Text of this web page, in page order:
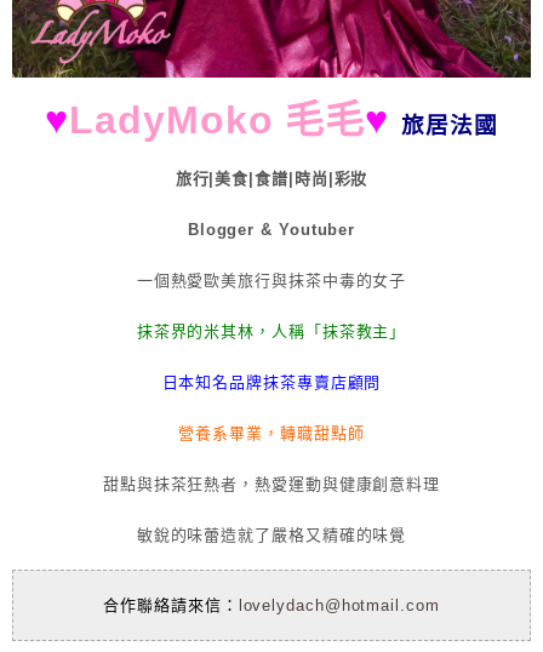
♥LadyMoko 毛毛♥旅居法國
旅行|美食|食譜|時尚|彩妝
Blogger & Youtuber
一個熱愛歐美旅行與抹茶中毒的女子
抹茶界的米其林，人稱「抹茶教主」
日本知名品牌抹茶專賣店顧問
營養系畢業，轉職甜點師
甜點與抹茶狂熱者，熱愛運動與健康創意料理
敏銳的味蕾造就了嚴格又精確的味覺
合作聯絡請來信： lovelydach@hotmail.com